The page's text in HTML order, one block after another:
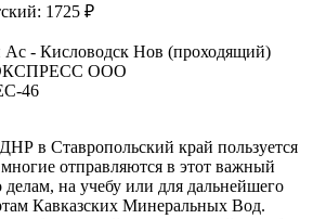
1725 ₽
- Кисловодск Нов (проходящий)
ООО
46
в Ставропольский край пользуется
отправляются в этот важный
на учебу или для дальнейшего
Кавказских Минеральных Вод.